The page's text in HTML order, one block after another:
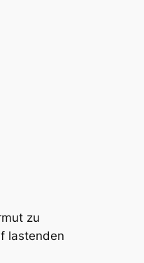
zu
lastenden